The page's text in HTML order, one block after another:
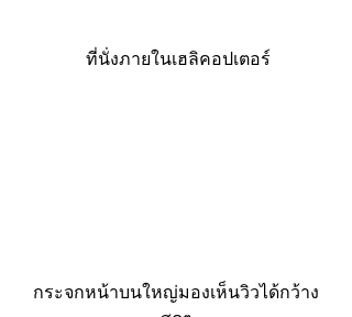
ที่นั่งภายในเฮลิคอปเตอร์
กระจกหน้าบนใหญ่มองเห็นวิวได้กว้าง